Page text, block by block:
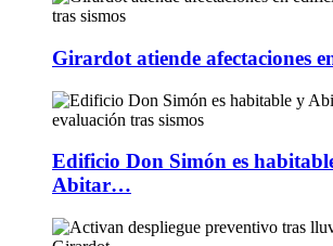
Girardot atiende afectaciones
Edificio Don Simón es
Abitar…